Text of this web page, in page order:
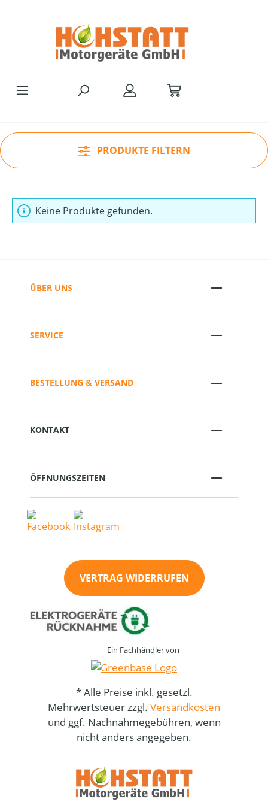
PRODUKTE FILTERN
Keine Produkte gefunden.
ÜBER UNS
SERVICE
BESTELLUNG & VERSAND
KONTAKT
ÖFFNUNGSZEITEN
VERTRAG WIDERRUFEN
Ein Fachhändler von
* Alle Preise inkl. gesetzl.
Mehrwertsteuer zzgl. Versandkosten
und ggf. Nachnahmegebühren, wenn
nicht anders angegeben.